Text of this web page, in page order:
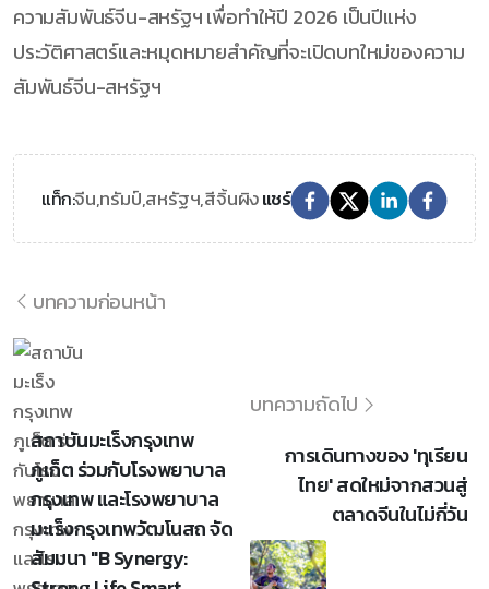
ความสัมพันธ์จีน-สหรัฐฯ เพื่อทำให้ปี 2026 เป็นปีแห่ง
ประวัติศาสตร์และหมุดหมายสำคัญที่จะเปิดบทใหม่ของความ
สัมพันธ์จีน-สหรัฐฯ
แท็ก:จีน,ทรัมป์,สหรัฐฯ,สีจิ้นผิงแชร์
บทความก่อนหน้า
สถาบันมะเร็งกรุงเทพ
ภูเก็ต ร่วมกับโรงพยาบาล
กรุงเทพ และโรงพยาบาล
มะเร็งกรุงเทพวัฒโนสถ จัด
สัมมนา "B Synergy:
บทความถัดไป
การเดินทางของ 'ทุเรียน
ไทย' สดใหม่จากสวนสู่
ตลาดจีนในไม่กี่วัน